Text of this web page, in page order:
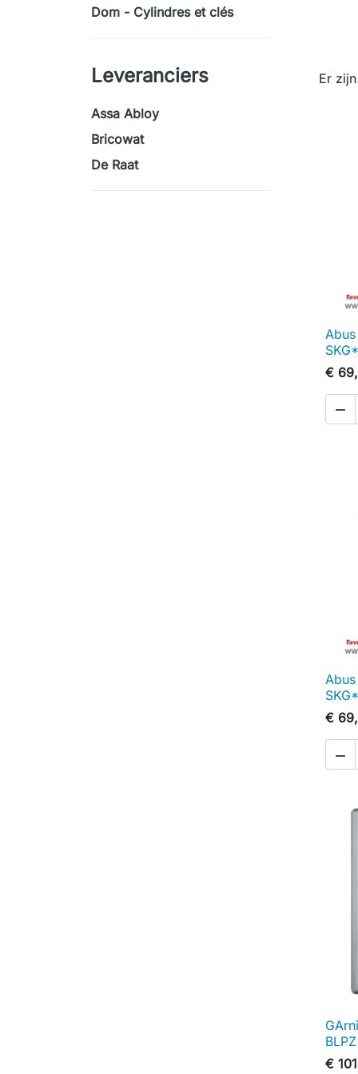
Dom - Cylindres et clés
Leveranciers
Assa Abloy
Bricowat
De Raat
Er
€

€

BLPZ
€